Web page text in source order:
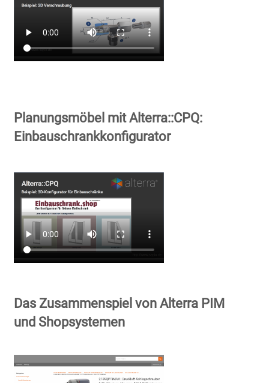
Planungsmöbel mit Alterra::CPQ:
Einbauschrankkonfigurator
Das Zusammenspiel von Alterra PIM
und Shopsystemen